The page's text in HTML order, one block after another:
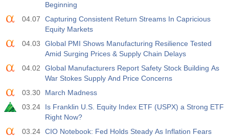
Beginning
04.07
Capturing Consistent Return Streams In Capricious
Equity Markets
04.03
Global PMI Shows Manufacturing Resilience Tested
Amid Surging Prices & Supply Chain Delays
04.02
Global Manufacturers Report Safety Stock Building As
War Stokes Supply And Price Concerns
03.30
March Madness
03.24
Is Franklin U.S. Equity Index ETF (USPX) a Strong ETF
Right Now?
03.24 CIO Notebook: Fed Holds Steady As Inflation Fears